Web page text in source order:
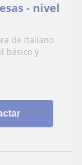
- nivel
de italiano
básico y